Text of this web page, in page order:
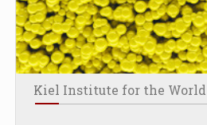
Kiel Institute for the World